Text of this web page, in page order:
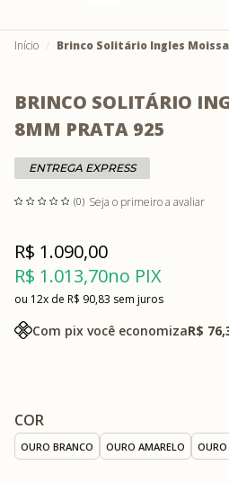
Início Brinco Solitário Ingles
BRINCO SOLITÁRIO
8MM PRATA 925
ENTREGA EXPRESS
(0) Seja o primeiro a avaliar
R$ 1.013,70no PIX
R$ 1.090,00
12x R$ 90,83 sem juros
Com pix você economizaR$
COR
OURO BRANCO OURO AMARELO OURO